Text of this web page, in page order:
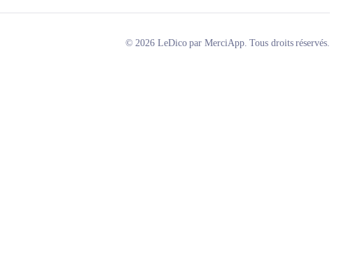
© 2026 LeDico par MerciApp. Tous droits réservés.